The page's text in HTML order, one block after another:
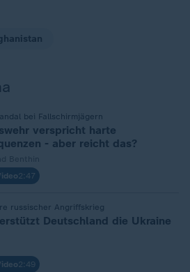
bei Fallschirmjägern
verspricht harte
- aber reicht das?
2:47
russischer Angriffskrieg
Deutschland die Ukraine
2:49